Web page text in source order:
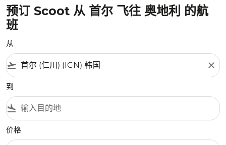
预订 Scoot 从 首尔 飞往 奥地利 的航
班
从
flight_takeoff close
到
flight_land
价格